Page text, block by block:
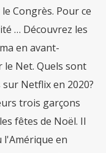
Congrès. Pour ce
… Découvrez les
en avant-
Net. Quels sont
Netflix en 2020?
trois garçons
fêtes de Noël. Il
en